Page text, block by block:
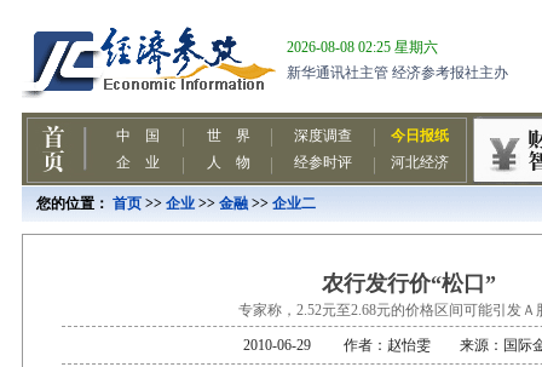
您的位置： 首页 >> 企业 >> 金融 >> 企业二
农行发行价“松口”
专家称，2.52元至2.68元的价格区间可能引发Ａ
2010-06-29 作者：赵怡雯 来源：国际